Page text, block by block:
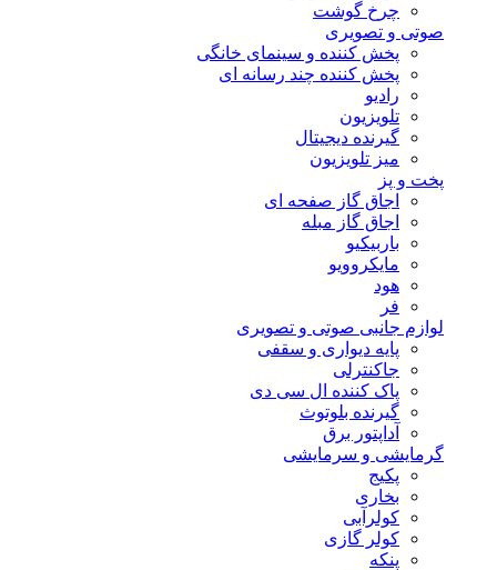
چرخ گوشت
صوتی و تصویری
پخش کننده و سینمای خانگی
پخش کننده چند رسانه ای
رادیو
تلویزیون
گیرنده دیجیتال
میز تلویزیون
پخت و پز
اجاق گاز صفحه ای
اجاق گاز مبله
باربیکیو
مایکروویو
هود
فر
لوازم جانبی صوتی و تصویری
پایه دیواری و سقفی
جاکنترلی
پاک کننده ال سی دی
گیرنده بلوتوث
آداپتور برق
گرمایشی و سرمایشی
پکیج
بخاری
کولرآبی
کولر گازی
پنکه